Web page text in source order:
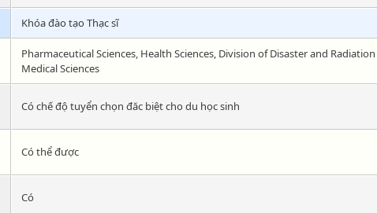
Khóa đào tạo Thạc sĩ
Pharmaceutical Sciences, Health Sciences, Division of Disaster and Radiation
Medical Sciences
Có chế độ tuyển chọn đăc biệt cho du học sinh
Có thể được
Có